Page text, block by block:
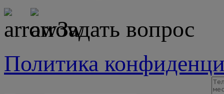
Задать вопрос
Политика